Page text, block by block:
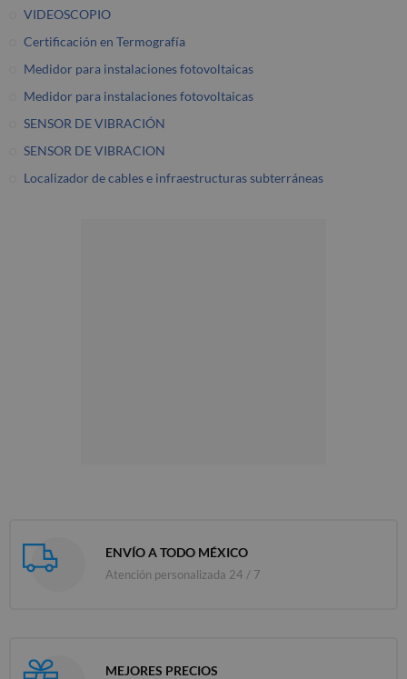
VIDEOSCOPIO
Certificación en Termografía
Medidor para instalaciones fotovoltaicas
Medidor para instalaciones fotovoltaicas
SENSOR DE VIBRACIÓN
SENSOR DE VIBRACION
Localizador de cables e infraestructuras subterráneas
ENVÍO A TODO MÉXICO
Atención personalizada 24 / 7
MEJORES PRECIOS